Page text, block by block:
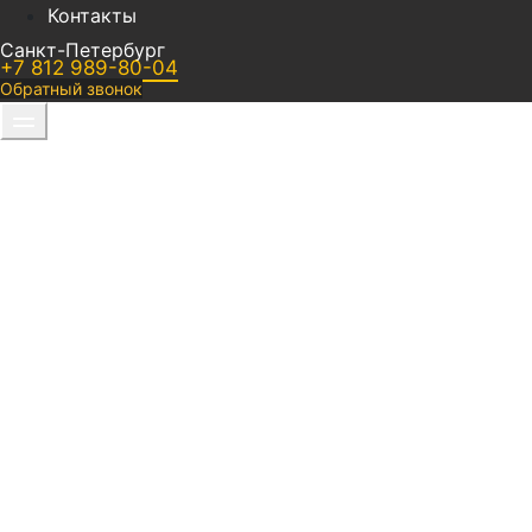
Контакты
Санкт-Петербург
+7 812 989-80-04
Обратный звонок